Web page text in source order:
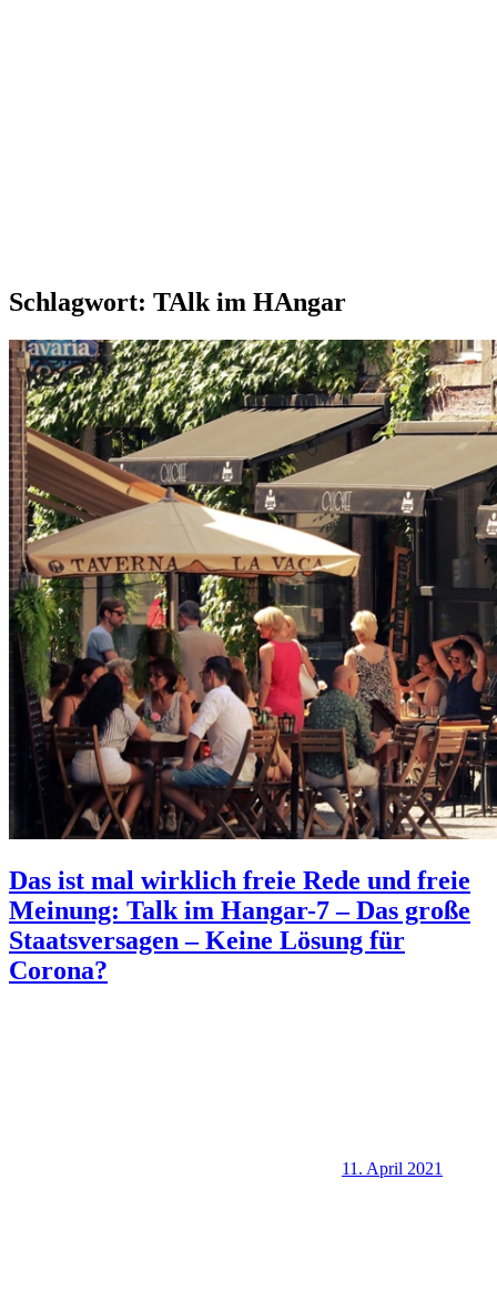
Schlagwort: TAlk im HAngar
Das ist mal wirklich freie Rede und freie
Meinung: Talk im Hangar-7 – Das große
Staatsversagen – Keine Lösung für
Corona?
11. April 2021